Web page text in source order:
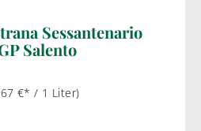
Sessantenario
Salento
€* / 1 Liter)